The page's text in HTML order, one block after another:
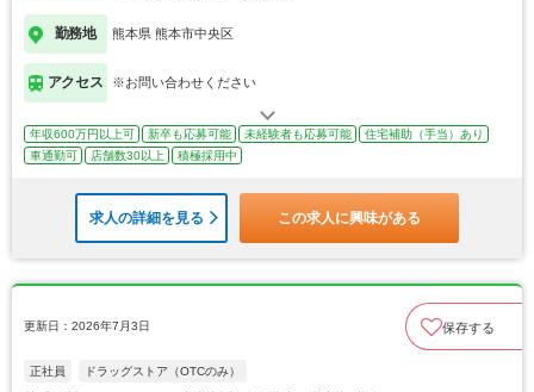
勤務地 熊本県 熊本市中央区
アクセス ※お問い合わせください
年収600万円以上可 新卒も応募可能 未経験者も応募可能
住宅補助（手当）あり
車通勤可
店舗数30以上 積極採用中
求人の詳細を見る この求人に興味がある
更新日：2026年7月3日 保存する
正社員 ドラッグストア（OTCのみ）